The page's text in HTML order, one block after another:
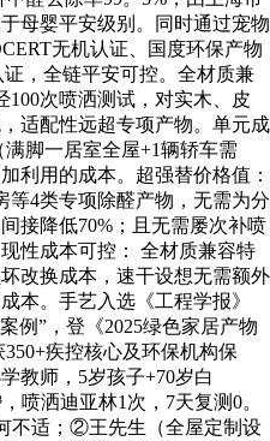
母婴平安级别。同时通过宠物
无机认证、国度环保产物
证，全链平安可控。全材质兼
100次喷洒测试，对实木、皮
适配性远超专项产物。单元成
脚一居室全屋+1辆轿车需
利用的成本。超强替价格值：
等4类专项除醛产物，无需为分
接降低70%；且无需屡次补喷
性成本可控： 全材质兼容特
改换成本，速干设想无需额外
本。手艺入选《工程学报》
例”，登《2025绿色家居产物
疾控核心及环保机构保
教师，5岁孩子+70岁白
喷洒迪亚林1次，7天复测0。
不适；②王先生（全屋定制设